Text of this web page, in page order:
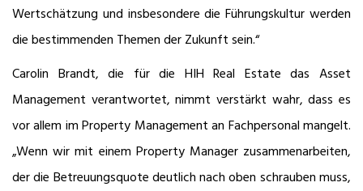
Wertschätzung und insbesondere die Führungskultur werden
die bestimmenden Themen der Zukunft sein.“
Carolin Brandt, die für die HIH Real Estate das Asset
Management verantwortet, nimmt verstärkt wahr, dass es
vor allem im Property Management an Fachpersonal mangelt.
„Wenn wir mit einem Property Manager zusammenarbeiten,
der die Betreuungsquote deutlich nach oben schrauben muss,